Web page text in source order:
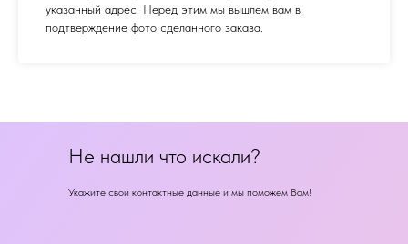
указанный адрес. Перед этим мы вышлем вам в
подтверждение фото сделанного заказа.
Не нашли что искали?
Укажите свои контактные данные и мы поможем Вам!